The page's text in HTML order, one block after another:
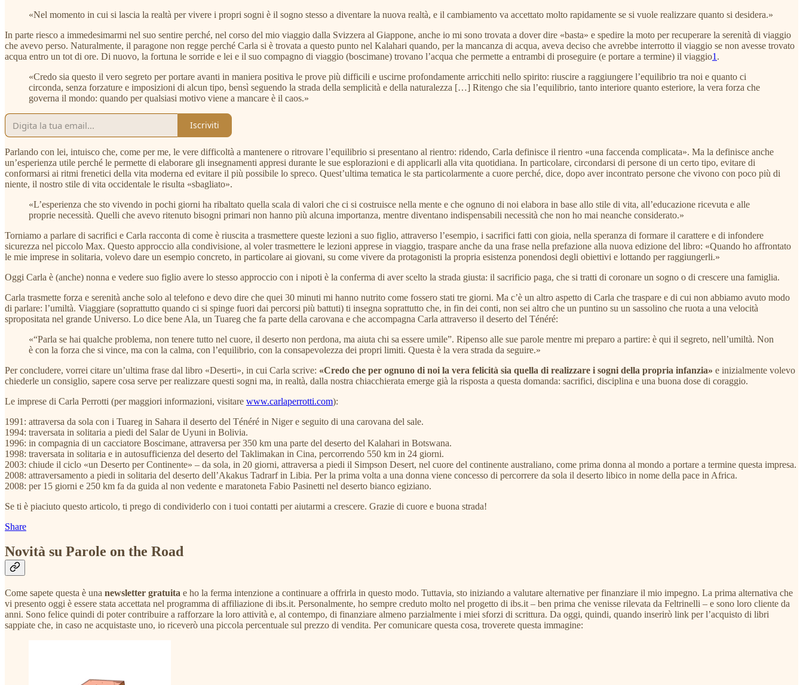
«Nel momento in cui si lascia la realtà per vivere i propri sogni è il sogno stesso a diventare la nuova realtà, e il cambiamento va accettato molto rapidamente se si vuole realizzare quanto si desidera.»
In parte riesco a immedesimarmi nel suo sentire perché, nel corso del mio viaggio dalla Svizzera al Giappone, anche io mi sono trovata a dover dire «basta» e spedire la moto per recuperare la serenità di viaggio
che avevo perso. Naturalmente, il paragone non regge perché Carla si è trovata a questo punto nel Kalahari quando, per la mancanza di acqua, aveva deciso che avrebbe interrotto il viaggio se non avesse trovato
acqua entro un tot di ore. Di nuovo, la fortuna le sorride e lei e il suo compagno di viaggio (boscimane) trovano l’acqua che permette a entrambi di proseguire (e portare a termine) il viaggio1 .
«Credo sia questo il vero segreto per portare avanti in maniera positiva le prove più difficili e uscirne profondamente arricchiti nello spirito: riuscire a raggiungere l’equilibrio tra noi e quanto ci
circonda, senza forzature e imposizioni di alcun tipo, bensì seguendo la strada della semplicità e della naturalezza […] Ritengo che sia l’equilibrio, tanto interiore quanto esteriore, la vera forza che
governa il mondo: quando per qualsiasi motivo viene a mancare è il caos.»
Iscriviti
Parlando con lei, intuisco che, come per me, le vere difficoltà a mantenere o ritrovare l’equilibrio si presentano al rientro: ridendo, Carla definisce il rientro «una faccenda complicata». Ma la definisce anche
un’esperienza utile perché le permette di elaborare gli insegnamenti appresi durante le sue esplorazioni e di applicarli alla vita quotidiana. In particolare, circondarsi di persone di un certo tipo, evitare di
conformarsi ai ritmi frenetici della vita moderna ed evitare il più possibile lo spreco. Quest’ultima tematica le sta particolarmente a cuore perché, dice, dopo aver incontrato persone che vivono con poco più di
niente, il nostro stile di vita occidentale le risulta «sbagliato».
«L’esperienza che sto vivendo in pochi giorni ha ribaltato quella scala di valori che ci si costruisce nella mente e che ognuno di noi elabora in base allo stile di vita, all’educazione ricevuta e alle
proprie necessità. Quelli che avevo ritenuto bisogni primari non hanno più alcuna importanza, mentre diventano indispensabili necessità che non ho mai neanche considerato.»
Torniamo a parlare di sacrifici e Carla racconta di come è riuscita a trasmettere queste lezioni a suo figlio, attraverso l’esempio, i sacrifici fatti con gioia, nella speranza di formare il carattere e di infondere
sicurezza nel piccolo Max. Questo approccio alla condivisione, al voler trasmettere le lezioni apprese in viaggio, traspare anche da una frase nella prefazione alla nuova edizione del libro: «Quando ho affrontato
le mie imprese in solitaria, volevo dare un esempio concreto, in particolare ai giovani, su come vivere da protagonisti la propria esistenza ponendosi degli obiettivi e lottando per raggiungerli.»
Oggi Carla è (anche) nonna e vedere suo figlio avere lo stesso approccio con i nipoti è la conferma di aver scelto la strada giusta: il sacrificio paga, che si tratti di coronare un sogno o di crescere una famiglia.
Carla trasmette forza e serenità anche solo al telefono e devo dire che quei 30 minuti mi hanno nutrito come fossero stati tre giorni. Ma c’è un altro aspetto di Carla che traspare e di cui non abbiamo avuto modo
di parlare: l’umiltà. Viaggiare (soprattutto quando ci si spinge fuori dai percorsi più battuti) ti insegna soprattutto che, in fin dei conti, non sei altro che un puntino su un sassolino che ruota a una velocità
spropositata nel grande Universo. Lo dice bene Ala, un Tuareg che fa parte della carovana e che accompagna Carla attraverso il deserto del Ténéré:
«“Parla se hai qualche problema, non tenere tutto nel cuore, il deserto non perdona, ma aiuta chi sa essere umile”. Ripenso alle sue parole mentre mi preparo a partire: è qui il segreto, nell’umiltà. Non
è con la forza che si vince, ma con la calma, con l’equilibrio, con la consapevolezza dei propri limiti. Questa è la vera strada da seguire.»
Per concludere, vorrei citare un’ultima frase dal libro «Deserti», in cui Carla scrive: «Credo che per ognuno di noi la vera felicità sia quella di realizzare i sogni della propria infanzia» e inizialmente volevo
chiederle un consiglio, sapere cosa serve per realizzare questi sogni ma, in realtà, dalla nostra chiacchierata emerge già la risposta a questa domanda: sacrifici, disciplina e una buona dose di coraggio.
Le imprese di Carla Perrotti (per maggiori informazioni, visitare www.carlaperrotti.com):
1991: attraversa da sola con i Tuareg in Sahara il deserto del Ténéré in Niger e seguito di una carovana del sale.
1994: traversata in solitaria a piedi del Salar de Uyuni in Bolivia.
1996: in compagnia di un cacciatore Boscimane, attraversa per 350 km una parte del deserto del Kalahari in Botswana.
1998: traversata in solitaria e in autosufficienza del deserto del Taklimakan in Cina, percorrendo 550 km in 24 giorni.
2003: chiude il ciclo «un Deserto per Continente» – da sola, in 20 giorni, attraversa a piedi il Simpson Desert, nel cuore del continente australiano, come prima donna al mondo a portare a termine questa impresa.
2008: attraversamento a piedi in solitaria del deserto dell’Akakus Tadrarf in Libia. Per la prima volta a una donna viene concesso di percorrere da sola il deserto libico in nome della pace in Africa.
2008: per 15 giorni e 250 km fa da guida al non vedente e maratoneta Fabio Pasinetti nel deserto bianco egiziano.
Se ti è piaciuto questo articolo, ti prego di condividerlo con i tuoi contatti per aiutarmi a crescere. Grazie di cuore e buona strada!
Share
Novità su Parole on the Road
Come sapete questa è una newsletter gratuita e ho la ferma intenzione a continuare a offrirla in questo modo. Tuttavia, sto iniziando a valutare alternative per finanziare il mio impegno. La prima alternativa che
vi presento oggi è essere stata accettata nel programma di affiliazione di ibs.it. Personalmente, ho sempre creduto molto nel progetto di ibs.it – ben prima che venisse rilevata da Feltrinelli – e sono loro cliente da
anni. Sono felice quindi di poter contribuire a rafforzare la loro attività e, al contempo, di finanziare almeno parzialmente i miei sforzi di scrittura. Da oggi, quindi, quando inserirò link per l’acquisto di libri
sappiate che, in caso ne acquistaste uno, io riceverò una piccola percentuale sul prezzo di vendita. Per comunicare questa cosa, troverete questa immagine: